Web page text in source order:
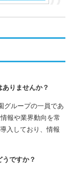
りませんか？
グループの一員であ
報や業界動向を常
入しており、情報
ですか？